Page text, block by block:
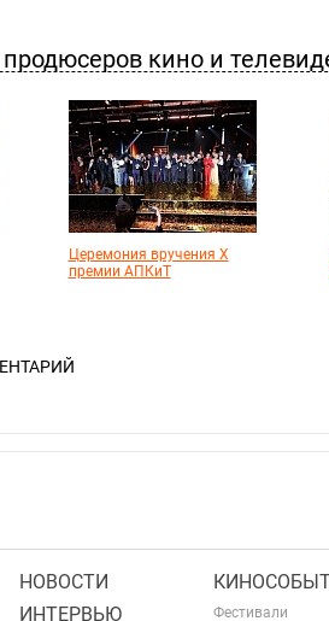
кино и
Церемония вручения X
премии АПКиТ
НОВОСТИ
ИНТЕРВЬЮ
Фестивали